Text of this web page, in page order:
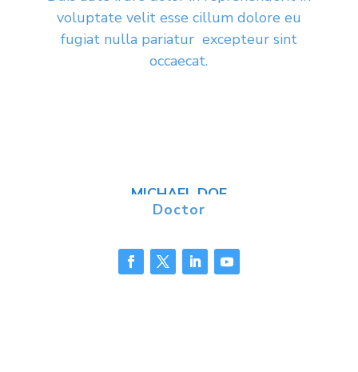
voluptate velit esse cillum dolore eu
fugiat nulla pariatur excepteur sint
occaecat.
MICHAEL DOE
Doctor